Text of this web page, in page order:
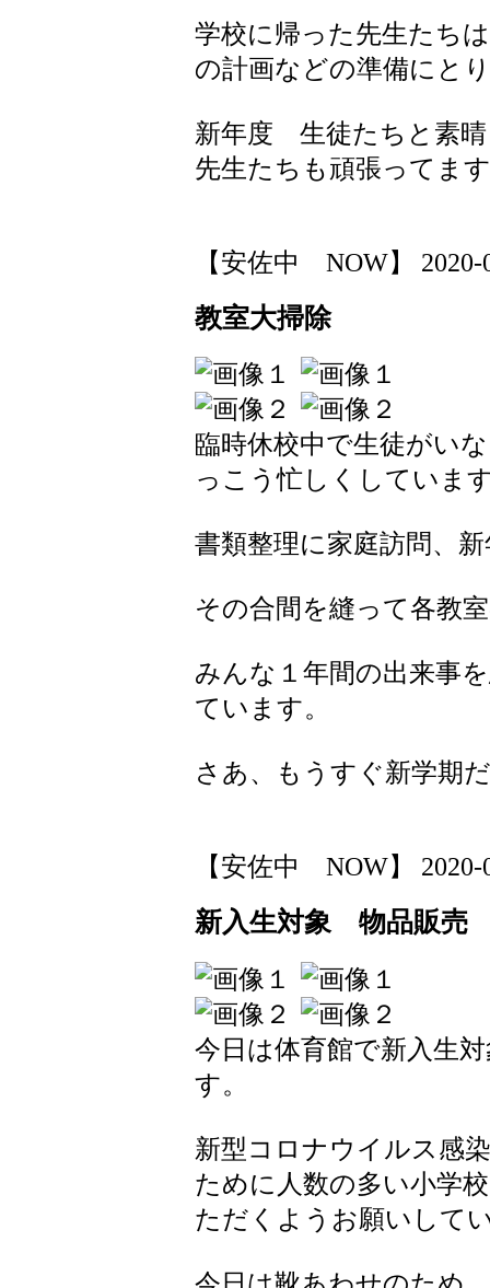
学校に帰った先生たち
の計画などの準備にと
新年度 生徒たちと素
先生たちも頑張ってま
【安佐中 NOW】 2020-
教室大掃除
臨時休校中で生徒がい
っこう忙しくしていま
書類整理に家庭訪問、
その合間を縫って各教
みんな１年間の出来事
ています。
さあ、もうすぐ新学期
【安佐中 NOW】 2020-
新入生対象 物品販売
今日は体育館で新入生
す。
新型コロナウイルス感
ために人数の多い小学
ただくようお願いして